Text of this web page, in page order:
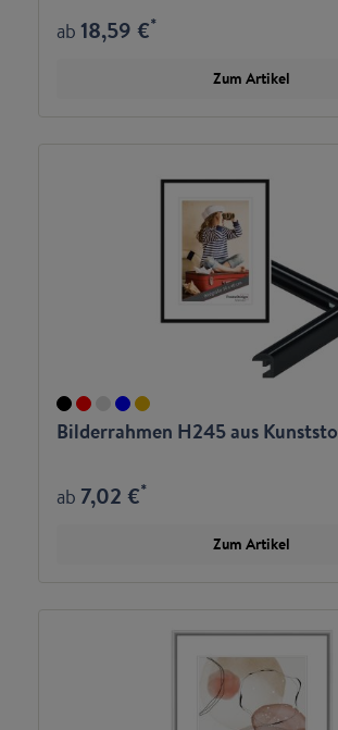
ab18,59 €*
Zum Artikel
Bilderrahmen H245 aus
ab 7,02 €*
Zum Artikel